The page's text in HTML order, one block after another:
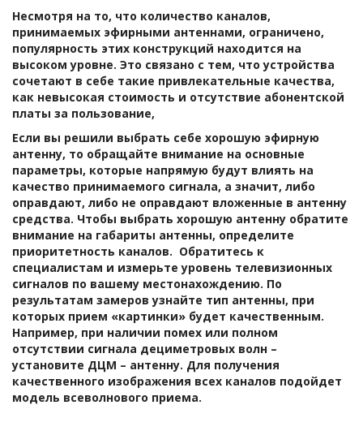
Несмотря на то, что количество каналов,
принимаемых эфирными антеннами, ограничено,
популярность этих конструкций находится на
высоком уровне. Это связано с тем, что устройства
сочетают в себе такие привлекательные качества,
как невысокая стоимость и отсутствие абонентской
платы за пользование,
Если вы решили выбрать себе хорошую эфирную
антенну, то обращайте внимание на основные
параметры, которые напрямую будут влиять на
качество принимаемого сигнала, а значит, либо
оправдают, либо не оправдают вложенные в антенну
средства. Чтобы выбрать хорошую антенну обратите
внимание на габариты антенны, определите
приоритетность каналов.  Обратитесь к
специалистам и измерьте уровень телевизионных
сигналов по вашему местонахождению. По
результатам замеров узнайте тип антенны, при
которых прием «картинки» будет качественным.
Например, при наличии помех или полном
отсутствии сигнала дециметровых волн –
установите ДЦМ – антенну. Для получения
качественного изображения всех каналов подойдет
модель всеволнового приема.